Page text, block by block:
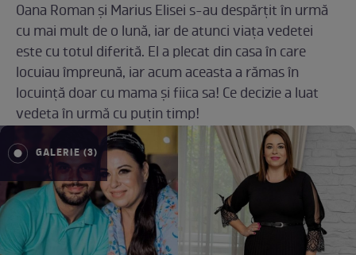
Oana Roman și Marius Elisei s-au despărțit în urmă
cu mai mult de o lună, iar de atunci viața vedetei
este cu totul diferită. El a plecat din casa în care
locuiau împreună, iar acum aceasta a rămas în
locuință doar cu mama și fiica sa! Ce decizie a luat
vedeta în urmă cu puțin timp!
GALERIE (3)